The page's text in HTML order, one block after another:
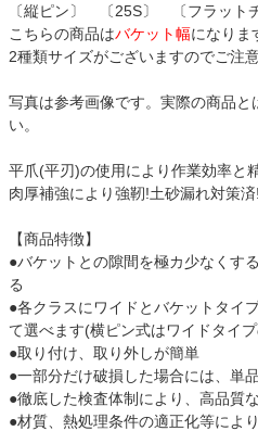
〔縦ピン〕 〔25S〕 〔フラット
こちらの商品はバケット幅になりま
2種類サイズがございますのでご注意
写真は参考画像です。実際の商品と
い。
平爪(平刃)の使用により作業効率と
肉厚補強により強靭!土砂漏れ対策済!
【商品特徴】
●バケットとの隙間を極カ少なくす
る
●各クラスにワイドとバケットタイ
て選べます(横ピン式はワイドタイ
●取り付け、取り外しが簡単
●一部分だけ破損した場合には、単
●徹底した検査体制により、高品質
●材質、熱処理条件の適正化等によ